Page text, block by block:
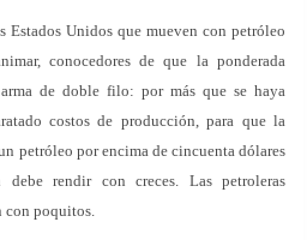
Estados Unidos que mueven con petróleo
conocedores de que la ponderada
de doble filo: por más que se haya
costos de producción, para que la
petróleo por encima de cincuenta dólares
rendir con creces. Las petroleras
con poquitos.